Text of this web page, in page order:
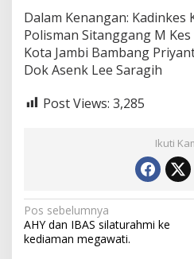
Dalam Kenangan: Kadinkes
Polisman Sitanggang M
Kota Jambi Bambang
Dok Asenk Lee Saragih
Post Views: 3,285
Ikuti
N
a
Pos sebelumnya
AHY dan IBAS silaturahmi ke
kediaman megawati.